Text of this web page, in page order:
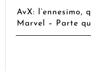
AvX: l’ennesimo,
Marvel – Parte